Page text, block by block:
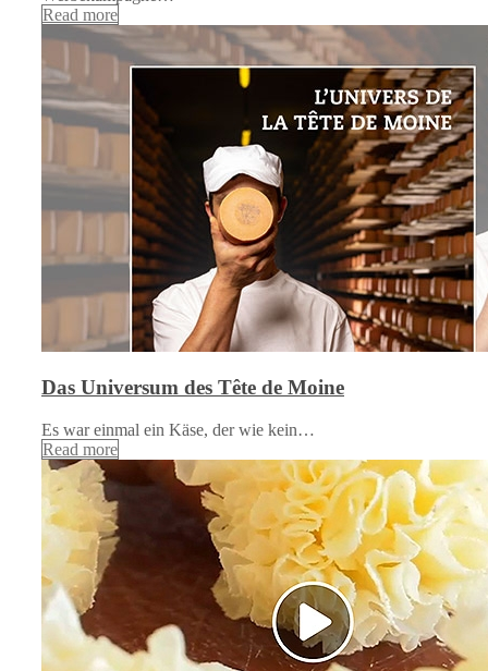
Read more
Das Universum des Tête de Moine
Es war einmal ein Käse, der wie kein…
Read more